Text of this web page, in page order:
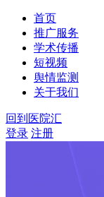
首页
推广服务
学术传播
短视频
舆情监测
关于我们
回到医院汇
登录 注册